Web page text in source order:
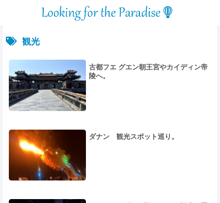
観光
古都フエ グエン朝王宮やカイディン帝
陵へ。
ダナン 観光スポット巡り。